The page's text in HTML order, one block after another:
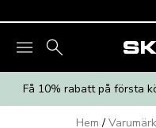
Få 10% rabatt på första
Hem /